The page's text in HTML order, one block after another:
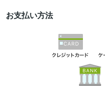
お支払い方法